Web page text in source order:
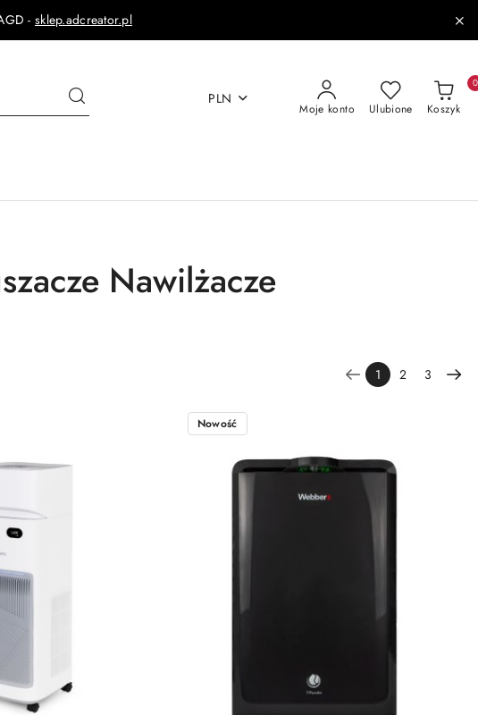
- sklep.adcreator.pl
PLN
Moje konto Ulubione Koszyk
0
Nawilżacze
1 2 3
Nowość